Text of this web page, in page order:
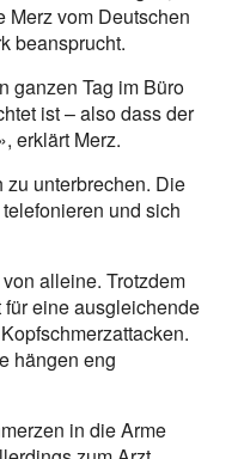
Merz vom Deutschen
beansprucht.
ganzen Tag im Büro
ist – also dass der
erklärt Merz.
unterbrechen. Die
und sich
alleine. Trotzdem
eine ausgleichende
hängen eng
in die Arme